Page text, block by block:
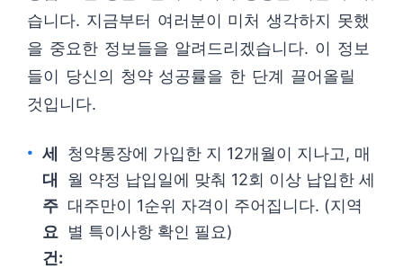
습니다. 지금부터 여러분이 미처 생각하지 못했
을 중요한 정보들을 알려드리겠습니다. 이 정보
들이 당신의 청약 성공률을 한 단계 끌어올릴
것입니다.
세
대
주
요
건:
청약통장에 가입한 지 12개월이 지나고, 매
월 약정 납입일에 맞춰 12회 이상 납입한 세
대주만이 1순위 자격이 주어집니다. (지역
별 특이사항 확인 필요)